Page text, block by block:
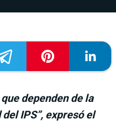
dependen de la
IPS”, expresó el